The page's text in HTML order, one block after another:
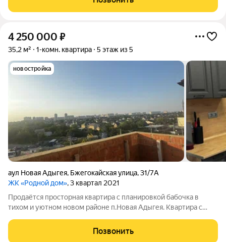
потребностями. Представьте себе,
4 250 000 ₽
35,2 м² 1-комн. квартира 5 этаж из 5
новостройка
аул Новая Адыгея, Бжегокайская улица,31/7А
ЖК «Родной дом», 3 квартал 2021
Продаётся просторная квартира с планировкой бабочка в
тихом и уютном новом районе п.Новая Адыгея. Квартира с
отличной планировкой, очень просторная. Рядом много
магазинов, в том числе сетевые.
Позвонить